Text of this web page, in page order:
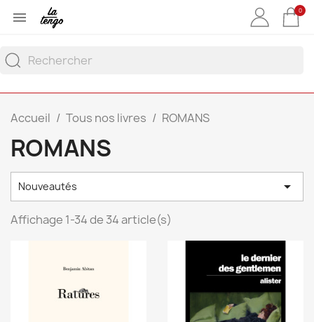
 0
Accueil Tous nos livres ROMANS
ROMANS
Nouveautés 
Affichage 1-34 de 34 article(s)